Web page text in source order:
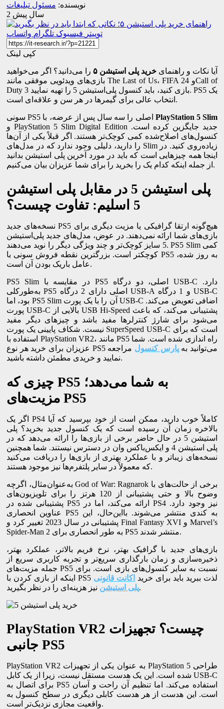
نویسنده: مسئول تبلیغات
2 سال پیش
توییتر فیسبوک تلگرام واتساپ
کپی لینک
آیا نکات و راهنمای خرید پلی استیشن ۵
را می‌دانید؟ اگر می‌خواهید
بازی‌های ویدئویی موفقی مانند The Last of Us، FIFA 24 وCall of
Duty 3 بازی کنید، باید کنسول پلی‌استیشن 5 را تهیه نمایید. PS5 یک
انتخاب عالی برای گیمرها در هر سن و علاقه‌ای است.
PlayStation 5 Slim
و PlayStation 5 Slim Digital Edition جدید جایگزین کرده است.
کنسول‌های اصلاح‌شده کمی کوچک‌تر هستند. اگر قبلاً یکی از آن‌ها
را دارید، دلیلی وجود ندارد که در مدل‌های Slim زیاده‌روی کنید. در
اینجا همه چیزهایی است که باید در مورد آخرین پلی استیشن بدانید
از جمله اینکه کدام یک را بخرید را برای شما عزیزان بیان می‌کنیم.
پلی استیشن 5 در مقابل پلی استیشن
5 اسلیم: تفاوت چیست؟
نسخه‌های جدید PS5 هیچ‌گونه ارتقا گرافیکی یا مزیت دیگری برای
بازی‌های شما ارائه نمی‌دهند. در عوض، مدل‌های جدید پلی‌استیشن
5 سایز کوچک‌تر و چند ویژگی دیگر را نوید می‌دهند. PS5 Slim کمی
کوچکتر است. بزرگترین نقطه فروش سونی با PS5 به روز شده،
عامل باریک بودن آن است.
PS5 Slim در مقایسه با PS5 اصلی، دو درگاه USB-C دارد.
به‌طورکلی PS5 اصلی دارای 2 درگاه USB-A و 1 درگاه USB-C
بود، اما PS5 Slim آن را با یک پورت USB-C اضافی تعویض می‌کند.
پورت USB-C بالایی از USB Hi-Speed ​​پشتیبانی می‌کند، که باعث
می‌شود برای شارژ کنترلرها مفید باشد و چیزهای دیگر مفید
نیست. شکاف پایینی یک پورت SuperSpeed ​​USB-C است که برای
استفاده با PlayStation VR2، مانند PS5 راه اندازی شده است. شما
عزیزان برای خرید هر نوع PS5 می‌توانید بهپارس کنسول مراجعه
نمایید و خریدی مطمئن داشته باشید.
چیزی که PS5 به شما می‌دهد؛
مزیت‌های PS5
اگر یک PS4 کاملاً خوب دارید، ممکن است از خود بپرسید که آیا
بالاخره زمان آن رسیده است که یک کنسول جدید بخرید؟ پلی
استیشن 5 در حال حاضر برخی از بازی‌ها را ارائه می‌دهد که در
پلی استیشن 4 و ایکس‌باکس وان در دسترس نیستند. شما همچنین
نسخه‌های زیباتر و با عملکرد بهتری از بازی‌ها را دریافت می‌کنید
که معمولاً در سایر پلتفرم‌ها نیز موجود هستند.
به‌عنوان‌مثال، اگرچه God of War: Ragnarok برخی از حالت‌های با
وضوح بالا و حتی پشتیبانی از 120 هرتز را برای تلویزیون‌های
پشتیبانی شده در PS5 ارائه می‌کند، اما در PS4 نیز وجود دارد.
عناوین انحصاری PS5 به کندی منتشر می‌شوند. بااین‌حال، این
پشتیبانی در سال 2023 تغییر کرد و Final Fantasy XVI و Marvel’s
Spider-Man 2 به طور انحصاری برای PS5 منتشر شدند.
بازی‌های جدید با گرافیک بهتر، نرخ فریم بالاتر، عملکرد بهتر،
ذخیره‌سازی و زمان بارگذاری سریع‌تر و تجربه کاربری سریع از
جمله مزیت‌های PS5 نسبت به سایر کنسول‌های بازی است. برای
اینکه از بازی کردن با PS5 لذت ببرید باید برای خرید اکانت قانونی
پلی استیشننیز هزینه‌ای را در نظر بگیرید.
PlayStation VR2 چیست؟ تجهیزات
جانبی PS5
PlayStation VR2 به عنوان یکی از تجهیزات PlayStation 5 طراحی
شده است. این یک هدست مستقل نیست، زیرا از یک کابل USB-C
برای اتصال به PS5 استفاده می‌کند. اما تنظیم آن راحت و آسان
است. این هدست از هر هدست کابلی دیگری در سطح کنسول به
واقعیت مجازی نزدیک‌تر است.